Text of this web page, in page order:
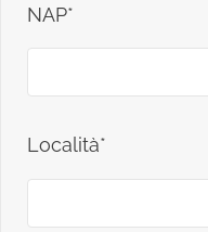
NAP*
Località*